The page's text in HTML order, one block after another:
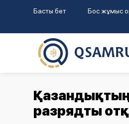
Басты бет Бос жұмыс
Қазандықтың
разрядты